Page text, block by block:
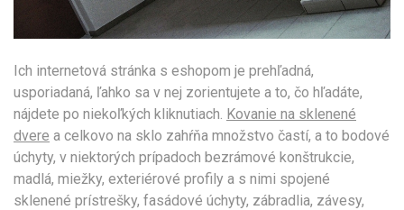
Ich internetová stránka s eshopom je prehľadná,
usporiadaná, ľahko sa v nej zorientujete a to, čo hľadáte,
nájdete po niekoľkých kliknutiach. Kovanie na sklenené
dvere a celkovo na sklo zahŕňa množstvo častí, a to bodové
úchyty, v niektorých prípadoch bezrámové konštrukcie,
madlá, miežky, exteriérové profily a s nimi spojené
sklenené prístrešky, fasádové úchyty, zábradlia, závesy,